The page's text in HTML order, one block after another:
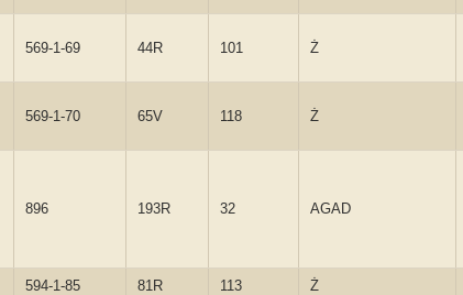
569-1-69 44R 101 Ż
569-1-70 65V 118 Ż
896 193R 32 AGAD
594-1-85 81R 113 Ż